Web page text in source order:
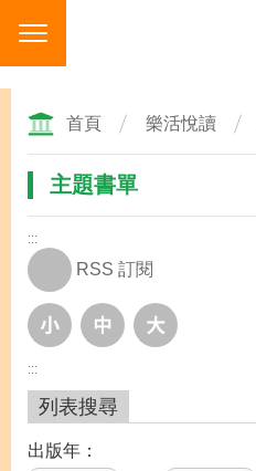
主
要
首頁 樂活悅讀
主題書單
:::
RSS 訂閱
:::
列表搜尋
出版年